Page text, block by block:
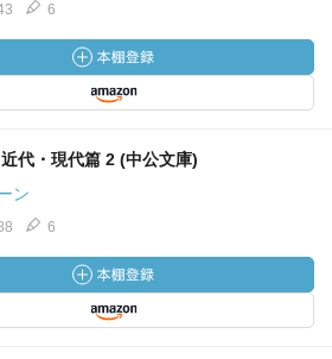
6
代・現代篇 2 (中公文庫)
ン
6